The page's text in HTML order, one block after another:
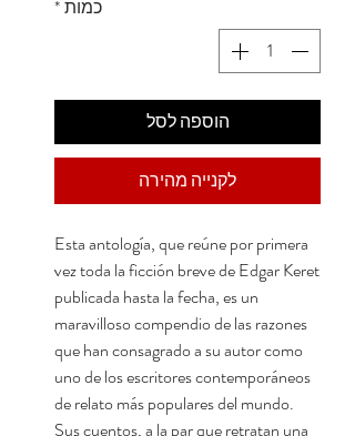
כמות*
הוספה לסל
לקנייה מהירה
Esta antología, que reúne por primera
vez toda la ficción breve de Edgar Keret
publicada hasta la fecha, es un
maravilloso compendio de las razones
que han consagrado a su autor como
uno de los escritores contemporáneos
de relato más populares del mundo.
Sus cuentos, a la par que retratan una